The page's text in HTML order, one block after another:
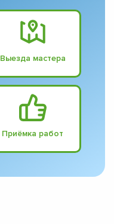
Выезда мастера
Приёмка работ